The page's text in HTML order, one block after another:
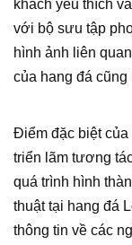
khách yêu thích
với bộ sưu tập
hình ảnh liên
của hang đá
Điểm đặc biệt của
triển lãm tương
quá trình hình
thuật tại hang đá
thông tin về các